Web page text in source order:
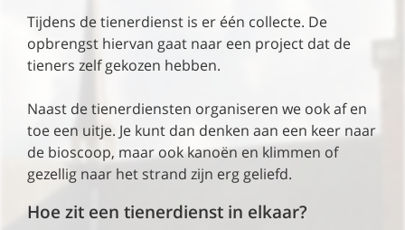
Tijdens de tienerdienst is er één collecte. De
opbrengst hiervan gaat naar een project dat de
tieners zelf gekozen hebben.
Naast de tienerdiensten organiseren we ook af en
toe een uitje. Je kunt dan denken aan een keer naar
de bioscoop, maar ook kanoën en klimmen of
gezellig naar het strand zijn erg geliefd.
Hoe zit een tienerdienst in elkaar?